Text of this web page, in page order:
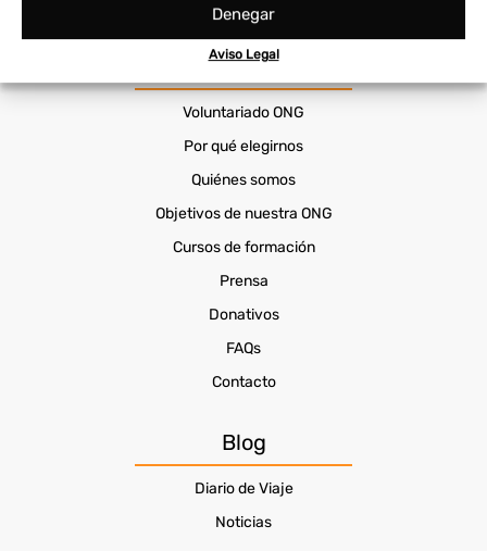
Denegar
Aviso Legal
Voluntariado Corporativo
Cooperatour
Voluntariado ONG
Por qué elegirnos
Quiénes somos
Objetivos de nuestra ONG
Cursos de formación
Prensa
Donativos
FAQs
Contacto
Blog
Diario de Viaje
Noticias